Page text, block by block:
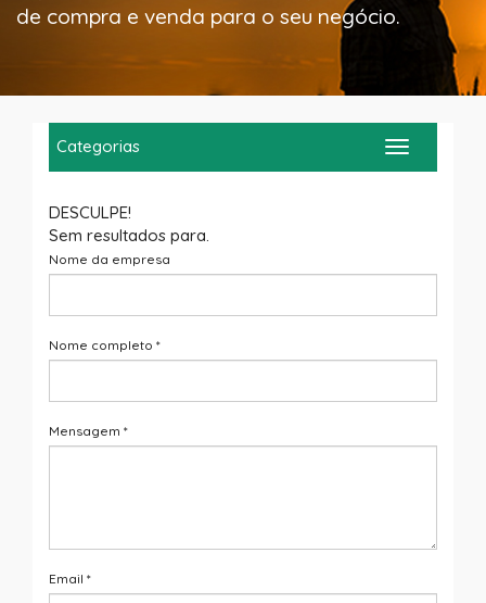
de compra e venda para o seu negócio.
Toggle
navigation
Categorias
DESCULPE!
Sem resultados para.
Nome da empresa
Nome completo *
Mensagem *
Email *